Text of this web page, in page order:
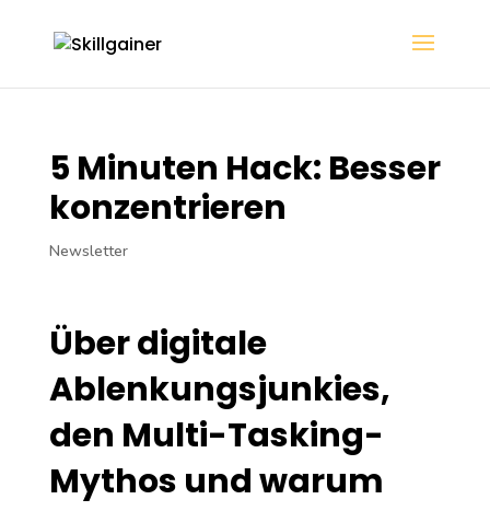
5 Minuten Hack: Besser
konzentrieren
Newsletter
Über digitale
Ablenkungsjunkies,
den Multi-Tasking-
Mythos und warum